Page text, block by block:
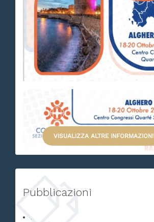
VISUALIZZA ALTRE INFORMAZIONI
Pubblicazioni
.